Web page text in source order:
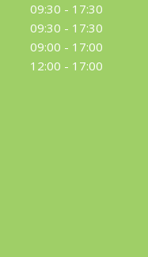
09:30 - 17:30
09:30 - 17:30
09:00 - 17:00
12:00 - 17:00